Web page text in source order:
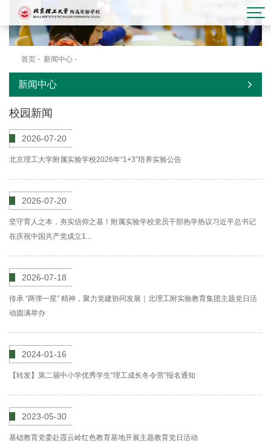
首页 - 新闻中心 -
新闻中心
校园新闻
2026-07-20
北京理工大学附属实验学校2026年“1+3”培养实验公告
2026-07-20
坚守育人之本，夯实信仰之基！附属实验学校党员干部热学热议习近平总书记
在庆祝中国共产党成立1...
2026-07-18
传承 “两弹一星” 精神，聚力党建协同发展｜北理工附实验教育集团主题党日活
动圆满举办
2024-01-16
【转发】第二届中小学优秀学生“理工成长冬令营”报名通知
2023-05-30
基础教育党委赴霞云岭红色教育基地开展主题教育党日活动